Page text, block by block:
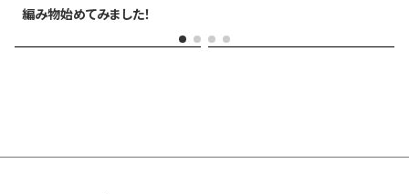
編み物始めてみました！